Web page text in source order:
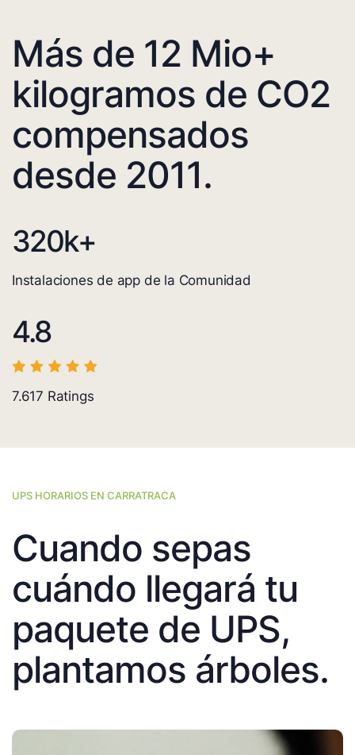
Más de 12 Mio+
kilogramos de CO2
compensados
desde 2011.
320k+
Instalaciones de app de la Comunidad
4.8
7.617 Ratings
UPS HORARIOS EN CARRATRACA
Cuando sepas
cuándo llegará tu
paquete de UPS,
plantamos árboles.